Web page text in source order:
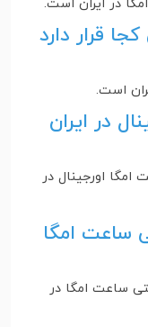
در ایران است‌.
قرار دارد
است‌.
در ایران
اورجینال در
ساعت امگا
ساعت امگا در